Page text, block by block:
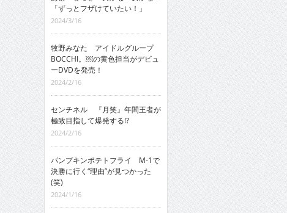
「ずっとフザけていたい！」
2024/3/16
牧野みなた アイドルグループ
BOCCHI。￼の黄色担当がデビュ
ーDVDを発売！
2024/2/16
センチネル 『月笑』年間王者が
極致目指して爆発する!?
2024/2/16
パンプキンポテトフライ M-1で
決勝に行く“理由”が見つかった
(笑)
2024/1/16